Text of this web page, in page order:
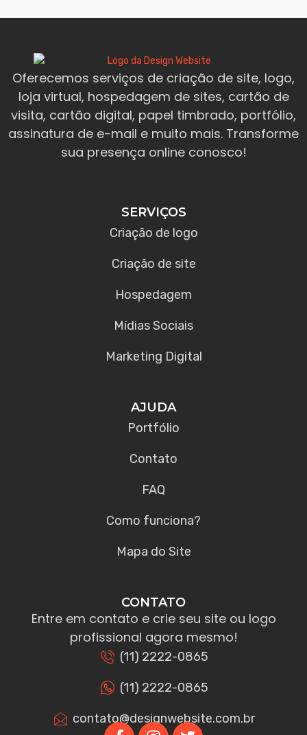
Oferecemos serviços de criação de site, logo,
loja virtual, hospedagem de sites, cartão de
visita, cartão digital, papel timbrado, portfólio,
assinatura de e-mail e muito mais. Transforme
sua presença online conosco!
SERVIÇOS
Criação de logo
Criação de site
Hospedagem
Mídias Sociais
Marketing Digital
AJUDA
Portfólio
Contato
FAQ
Como funciona?
Mapa do Site
CONTATO
Entre em contato e crie seu site ou logo
profissional agora mesmo!
(11) 2222-0865
(11) 2222-0865
contato@designwebsite.com.br